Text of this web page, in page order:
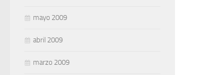
mayo 2009
abril 2009
marzo 2009